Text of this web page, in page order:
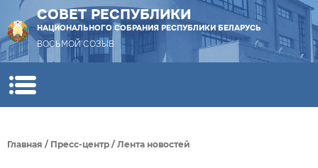
СОВЕТ РЕСПУБЛИКИ
НАЦИОНАЛЬНОГО СОБРАНИЯ РЕСПУБЛИКИ БЕЛАРУСЬ
ВОСЬМОЙ СОЗЫВ
Главная / Пресс-центр / Лента новостей